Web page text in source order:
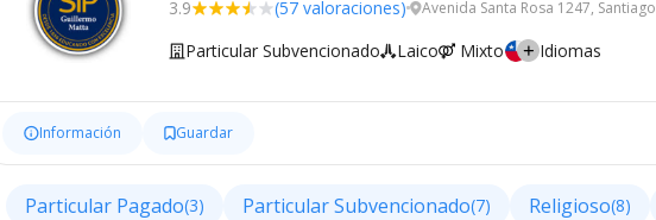
3.9 (57 valoraciones) Avenida Santa Rosa 1247, Santiago
Particular Subvencionado Laico Mixto Idiomas
Información Guardar
Particular Pagado(3) Particular Subvencionado(7) Religioso(8)